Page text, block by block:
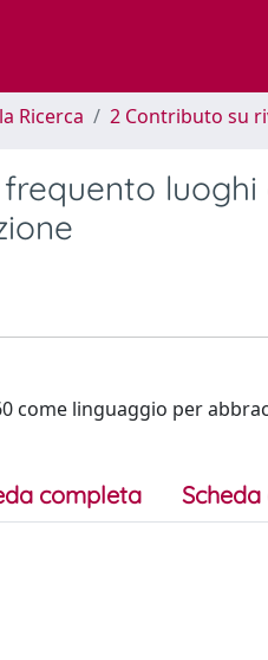
Ricerca 2 Contributo su
come linguaggio per
completa